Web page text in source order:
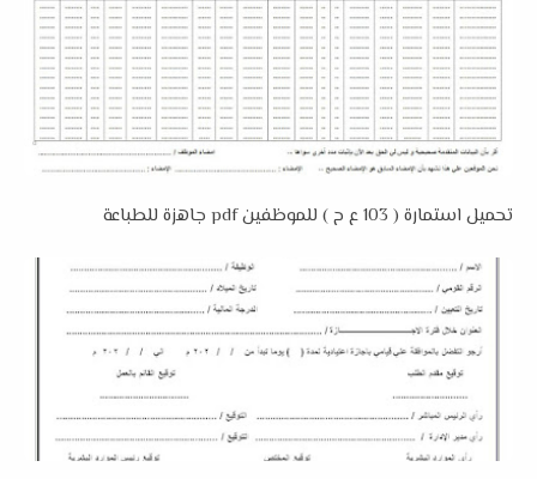
تحميل استمارة ( 103 ع ح ) للموظفين pdf جاهزة للطباعة